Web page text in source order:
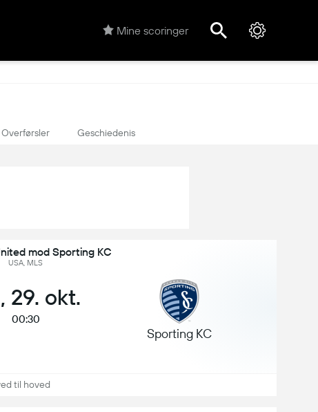
Mine scoringer
Overførsler Geschiedenis
mod Sporting KC
USA, MLS
29. okt.
00:30
Sporting KC
til hoved